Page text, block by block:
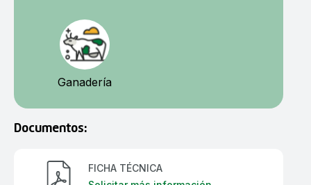
Ganadería
Documentos:
FICHA TÉCNICA